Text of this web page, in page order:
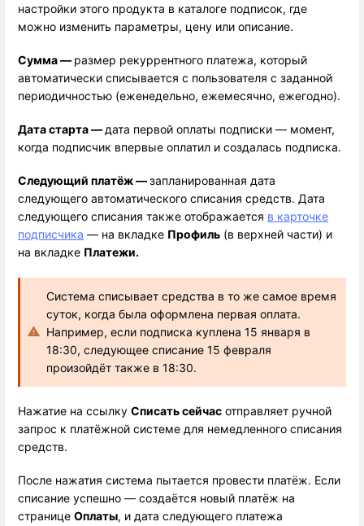
настройки этого продукта в каталоге подписок, где
можно изменить параметры, цену или описание.
Сумма — размер рекуррентного платежа, который
автоматически списывается с пользователя с заданной
периодичностью (еженедельно, ежемесячно, ежегодно).
Дата старта — дата первой оплаты подписки — момент,
когда подписчик впервые оплатил и создалась подписка.
Следующий платёж — запланированная дата
следующего автоматического списания средств. Дата
следующего списания также отображается в карточке
подписчика — на вкладке Профиль (в верхней части) и
на вкладке Платежи.
Система списывает средства в то же самое время
суток, когда была оформлена первая оплата.
Например, если подписка куплена 15 января в
18:30, следующее списание 15 февраля
произойдёт также в 18:30.
Нажатие на ссылку Списать сейчас отправляет ручной
запрос к платёжной системе для немедленного списания
средств.
После нажатия система пытается провести платёж. Если
списание успешно — создаётся новый платёж на
странице Оплаты, и дата следующего платежа